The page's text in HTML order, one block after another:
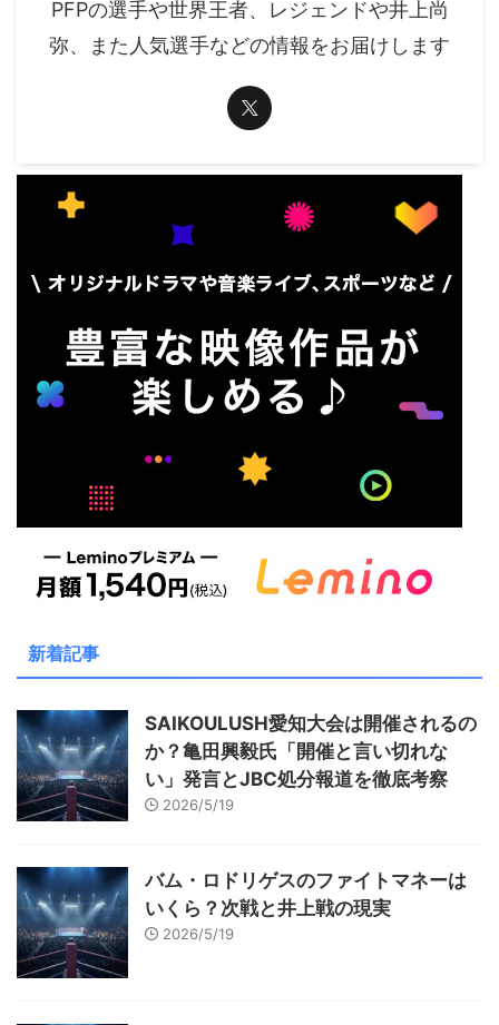
PFPの選手や世界王者、レジェンドや井上尚
弥、また人気選手などの情報をお届けします
新着記事
SAIKOULUSH愛知大会は開催されるの
か？亀田興毅氏「開催と言い切れな
い」発言とJBC処分報道を徹底考察
2026/5/19
バム・ロドリゲスのファイトマネーは
いくら？次戦と井上戦の現実
2026/5/19